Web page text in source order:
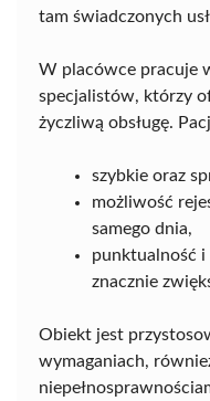
tam świadczonych
W placówce pracuje
specjalistów, którzy
życzliwą obsługę.
szybkie oraz
możliwość
samego dnia,
punktualność i
znacznie
Obiekt jest
wymaganiach,